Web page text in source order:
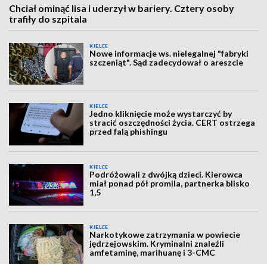
Chciał ominąć lisa i uderzył w bariery. Cztery osoby
trafiły do szpitala
KIELCE
Nowe informacje ws. nielegalnej "fabryki
szczeniąt". Sąd zadecydował o areszcie
KIELCE
Jedno kliknięcie może wystarczyć by
stracić oszczędności życia. CERT ostrzega
przed falą phishingu
KIELCE
Podróżowali z dwójką dzieci. Kierowca
miał ponad pół promila, partnerka blisko
1,5
KIELCE
Narkotykowe zatrzymania w powiecie
jędrzejowskim. Kryminalni znaleźli
amfetaminę, marihuanę i 3-CMC